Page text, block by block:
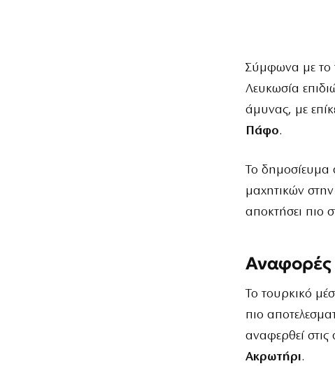
Σύμφωνα με το
Λευκωσία
άμυνας, με
Πάφο.
Το δημοσίευμα
μαχητικών
αποκτήσει πιο
Αναφορές
Το τουρκικό
πιο
αναφερθεί
Ακρωτήρι.